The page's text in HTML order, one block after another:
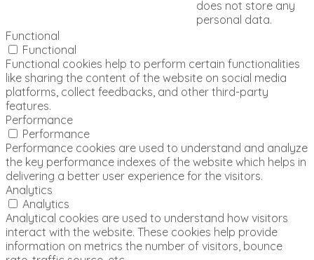
does not store any
personal data.
Functional
Functional
Functional cookies help to perform certain functionalities
like sharing the content of the website on social media
platforms, collect feedbacks, and other third-party
features.
Performance
Performance
Performance cookies are used to understand and analyze
the key performance indexes of the website which helps in
delivering a better user experience for the visitors.
Analytics
Analytics
Analytical cookies are used to understand how visitors
interact with the website. These cookies help provide
information on metrics the number of visitors, bounce